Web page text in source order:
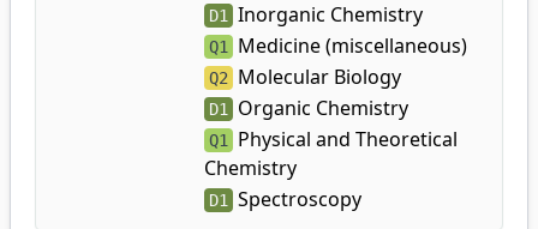
D1 Inorganic Chemistry
Q1 Medicine (miscellaneous)
Q2 Molecular Biology
D1 Organic Chemistry
Q1
Physical and Theoretical
Chemistry
D1 Spectroscopy